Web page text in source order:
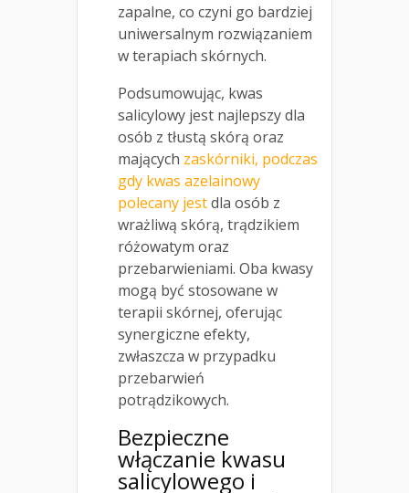
zapalne, co czyni go bardziej
uniwersalnym rozwiązaniem
w terapiach skórnych.
Podsumowując, kwas
salicylowy jest najlepszy dla
osób z tłustą skórą oraz
mających zaskórniki, podczas
gdy kwas azelainowy
polecany jestdla osób z
wrażliwą skórą, trądzikiem
różowatym oraz
przebarwieniami. Oba kwasy
mogą być stosowane w
terapii skórnej, oferując
synergiczne efekty,
zwłaszcza w przypadku
przebarwień
potrądzikowych.
Bezpieczne
włączanie kwasu
salicylowego i